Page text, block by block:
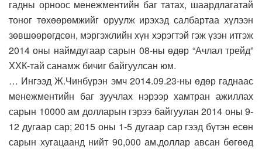
гадны орноос менежментийн баг татах, шаардлагатай
тоног төхөөрөмжийг оруулж ирэхэд салбартаа хүлээн
зөвшөөрөгдсөн, мэргэжлийн хүн хэрэгтэй гэж үзэн итгэж
2014 оны наймдугаар сарын 08-ны өдөр “Ачлал трейд”
ХХК-тай санамж бичиг байгуулсан юм.
… Ингээд Ж.Чинбүрэн эмч 2014.09.23-ны өдөр гаднаас
менежментийн баг зуучлах нэрээр хамтран ажиллах
сарын 10000 ам долларын гэрээ байгуулан 2014 оны 9-
12 дугаар сар; 2015 оны 1-5 дугаар сар гээд бүтэн есөн
сарын хугацаанд нийт 90,000 ам.доллар авсан бөгөөд